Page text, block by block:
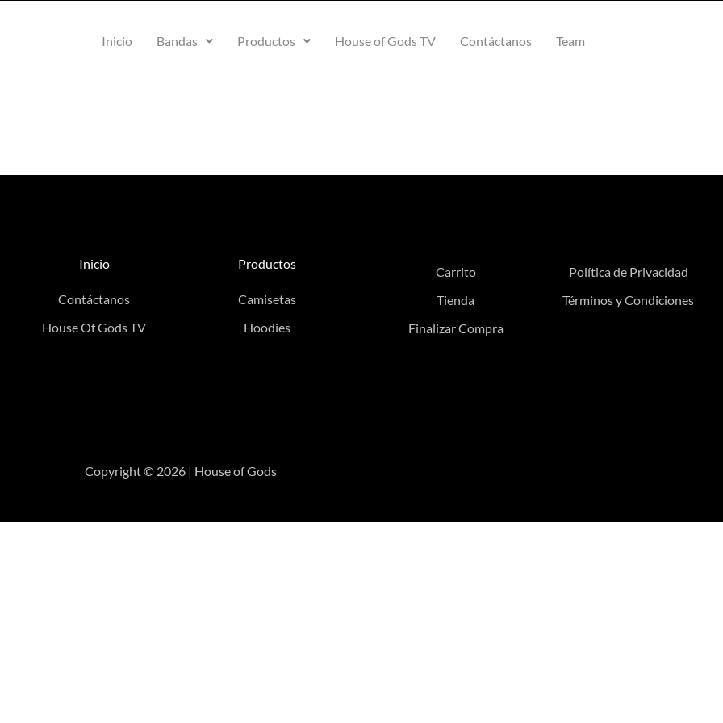
Inicio Bandas Productos House of Gods TV Contáctanos Team
Inicio
Contáctanos
House Of Gods TV
Productos
Camisetas
Hoodies
Carrito
Tienda
Finalizar Compra
Política de Privacidad
Términos y Condiciones
Copyright © 2026 | House of Gods